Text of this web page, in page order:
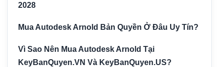
2028
Mua Autodesk Arnold Bản Quyền Ở Đâu Uy Tín?
Vì Sao Nên Mua Autodesk Arnold Tại
KeyBanQuyen.VN Và KeyBanQuyen.US?